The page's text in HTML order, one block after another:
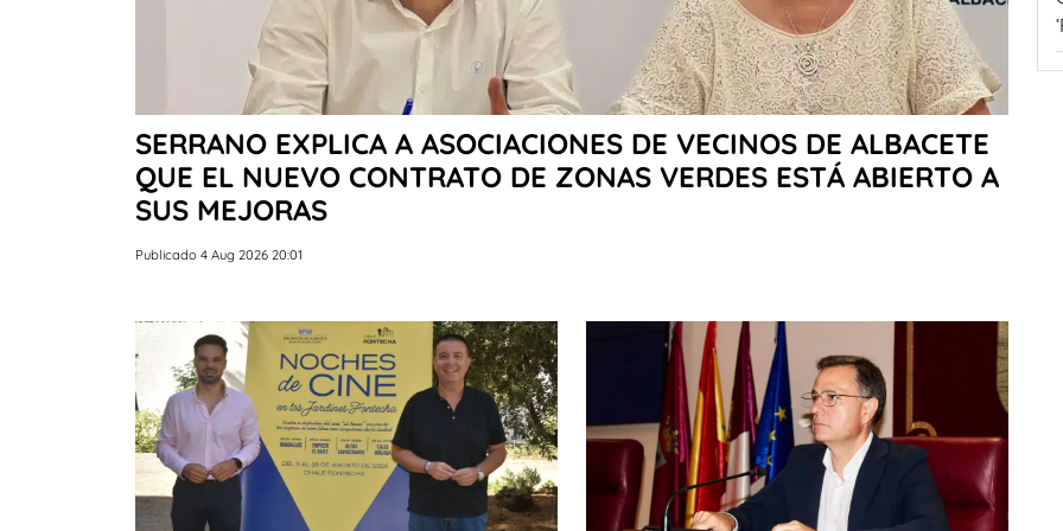
SERRANO EXPLICA A ASOCIACIONES DE VECINOS DE ALBACETE
QUE EL NUEVO CONTRATO DE ZONAS VERDES ESTÁ ABIERTO A
SUS MEJORAS
Publicado 4 Aug 2026 20:01